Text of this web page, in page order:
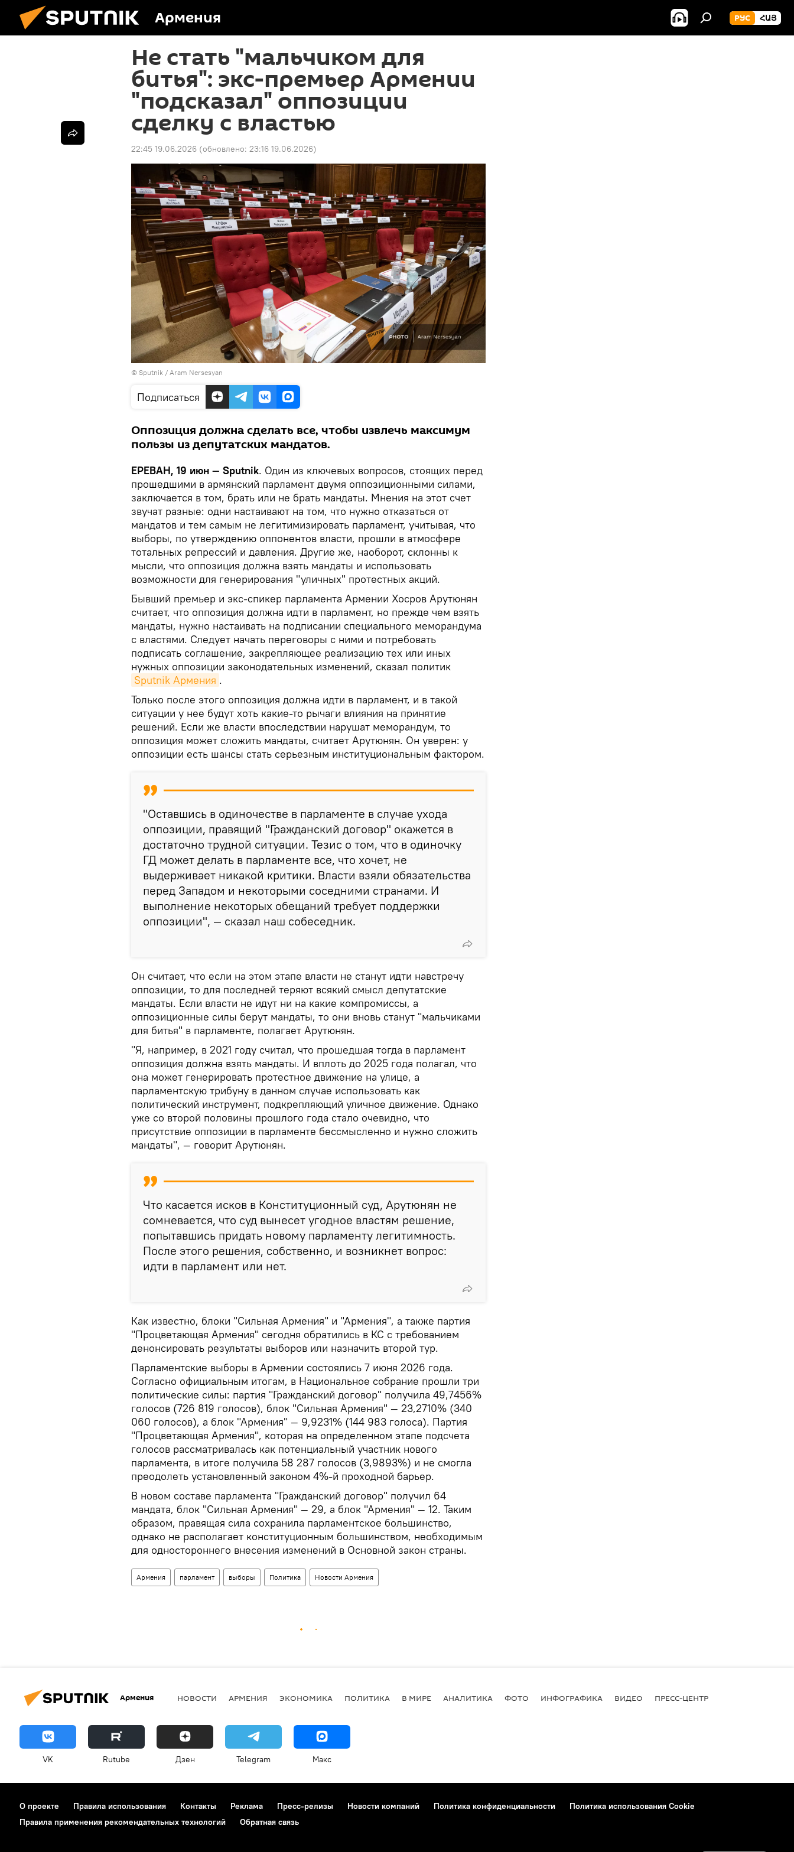
Армения РУС ՀԱՅ
Не стать "мальчиком для
битья": экс-премьер Армении
"подсказал" оппозиции
сделку с властью
22:45 19.06.2026 (обновлено: 23:16 19.06.2026)
© Sputnik / Aram Nersesyan
Подписаться
Оппозиция должна сделать все, чтобы извлечь максимум
пользы из депутатских мандатов.
ЕРЕВАН, 19 июн — Sputnik. Один из ключевых вопросов, стоящих перед
прошедшими в армянский парламент двумя оппозиционными силами,
заключается в том, брать или не брать мандаты. Мнения на этот счет
звучат разные: одни настаивают на том, что нужно отказаться от
мандатов и тем самым не легитимизировать парламент, учитывая, что
выборы, по утверждению оппонентов власти, прошли в атмосфере
тотальных репрессий и давления. Другие же, наоборот, склонны к
мысли, что оппозиция должна взять мандаты и использовать
возможности для генерирования "уличных" протестных акций.
Бывший премьер и экс-спикер парламента Армении Хосров Арутюнян
считает, что оппозиция должна идти в парламент, но прежде чем взять
мандаты, нужно настаивать на подписании специального меморандума
с властями. Следует начать переговоры с ними и потребовать
подписать соглашение, закрепляющее реализацию тех или иных
нужных оппозиции законодательных изменений, сказал политик
Sputnik Армения .
Только после этого оппозиция должна идти в парламент, и в такой
ситуации у нее будут хоть какие-то рычаги влияния на принятие
решений. Если же власти впоследствии нарушат меморандум, то
оппозиция может сложить мандаты, считает Арутюнян. Он уверен: у
оппозиции есть шансы стать серьезным институциональным фактором.
"Оставшись в одиночестве в парламенте в случае ухода
оппозиции, правящий "Гражданский договор" окажется в
достаточно трудной ситуации. Тезис о том, что в одиночку
ГД может делать в парламенте все, что хочет, не
выдерживает никакой критики. Власти взяли обязательства
перед Западом и некоторыми соседними странами. И
выполнение некоторых обещаний требует поддержки
оппозиции", — сказал наш собеседник.
Он считает, что если на этом этапе власти не станут идти навстречу
оппозиции, то для последней теряют всякий смысл депутатские
мандаты. Если власти не идут ни на какие компромиссы, а
оппозиционные силы берут мандаты, то они вновь станут "мальчиками
для битья" в парламенте, полагает Арутюнян.
"Я, например, в 2021 году считал, что прошедшая тогда в парламент
оппозиция должна взять мандаты. И вплоть до 2025 года полагал, что
она может генерировать протестное движение на улице, а
парламентскую трибуну в данном случае использовать как
политический инструмент, подкрепляющий уличное движение. Однако
уже со второй половины прошлого года стало очевидно, что
присутствие оппозиции в парламенте бессмысленно и нужно сложить
мандаты", — говорит Арутюнян.
Что касается исков в Конституционный суд, Арутюнян не
сомневается, что суд вынесет угодное властям решение,
попытавшись придать новому парламенту легитимность.
После этого решения, собственно, и возникнет вопрос:
идти в парламент или нет.
Как известно, блоки "Сильная Армения" и "Армения", а также партия
"Процветающая Армения" сегодня обратились в КС с требованием
денонсировать результаты выборов или назначить второй тур.
Парламентские выборы в Армении состоялись 7 июня 2026 года.
Согласно официальным итогам, в Национальное собрание прошли три
политические силы: партия "Гражданский договор" получила 49,7456%
голосов (726 819 голосов), блок "Сильная Армения" — 23,2710% (340
060 голосов), а блок "Армения" — 9,9231% (144 983 голоса). Партия
"Процветающая Армения", которая на определенном этапе подсчета
голосов рассматривалась как потенциальный участник нового
парламента, в итоге получила 58 287 голосов (3,9893%) и не смогла
преодолеть установленный законом 4%-й проходной барьер.
В новом составе парламента "Гражданский договор" получил 64
мандата, блок "Сильная Армения" — 29, а блок "Армения" — 12. Таким
образом, правящая сила сохранила парламентское большинство,
однако не располагает конституционным большинством, необходимым
для одностороннего внесения изменений в Основной закон страны.
Армения парламент выборы Политика Новости Армения
Армения НОВОСТИ АРМЕНИЯ ЭКОНОМИКА ПОЛИТИКА В МИРЕ АНАЛИТИКА ФОТО ИНФОГРАФИКА ВИДЕО ПРЕСС-ЦЕНТР
VK Rutube Дзен Telegram Макс
О проекте Правила использования Контакты Реклама Пресс-релизы Новости компаний Политика конфиденциальности
Политика использования Cookie
Правила применения рекомендательных технологий
Обратная связь